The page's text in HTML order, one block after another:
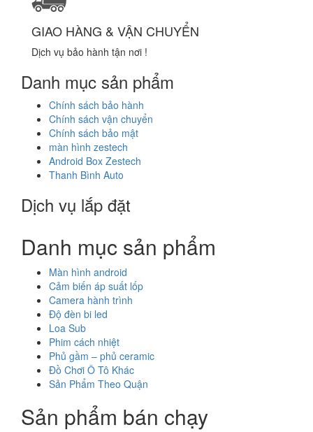
GIAO HÀNG & VẬN CHUYỂN
Dịch vụ bảo hành tận nơi !
Danh mục sản phẩm
Chính sách bảo hành
Chính sách vận chuyển
Chính sách bảo mật
màn hình zestech
Android Box Zestech
Thanh Bình Auto
Dịch vụ lắp đặt
Danh mục sản phẩm
Màn hình android
Cảm biến áp suất lốp
Camera hành trình
Độ đèn bi led
Loa Sub
Phim cách nhiệt
Phủ gầm – phủ ceramic
Đồ Chơi Ô Tô Khác
Sản Phẩm Theo Quận
Sản phẩm bán chạy